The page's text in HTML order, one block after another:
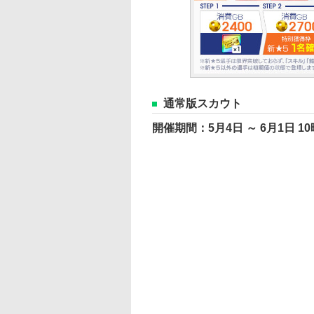
通常版スカウト
開催期間：5月4日 ～ 6月1日 10